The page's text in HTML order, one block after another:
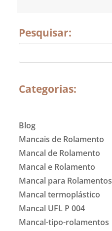
Pesquisar:
Categorias:
Blog
Mancais de Rolamento
Mancal de Rolamento
Mancal e Rolamento
Mancal para Rolamentos
Mancal termoplástico
Mancal UFL P 004
Mancal-tipo-rolamentos